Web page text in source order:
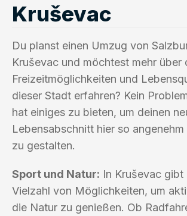
Kruševac
Du planst einen Umzug von
Kruševac und möchtest mehr über
Freizeitmöglichkeiten und
dieser Stadt erfahren? Kein
hat einiges zu bieten, um deinen
Lebensabschnitt hier so
zu gestalten.
Sport und Natur: In Kruševac gibt
Vielzahl von Möglichkeiten, um
die Natur zu genießen. Ob